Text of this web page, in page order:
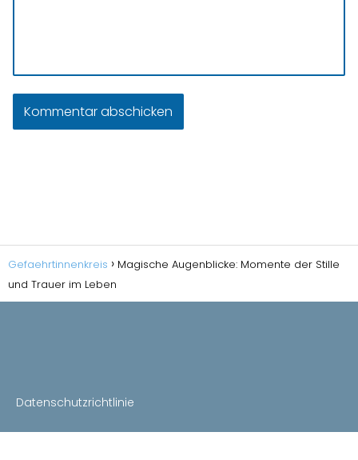
Gefaehrtinnenkreis
Magische Augenblicke: Momente der Stille
und Trauer im Leben
Datenschutzrichtlinie